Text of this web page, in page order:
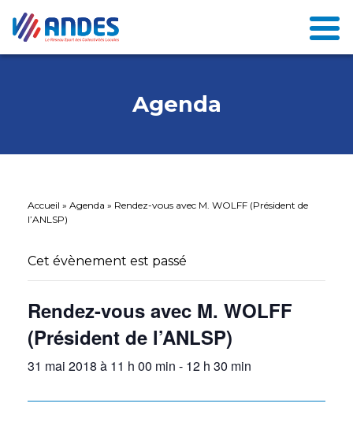
Agenda
Accueil » Agenda » Rendez-vous avec M. WOLFF (Président de
l’ANLSP)
Cet évènement est passé
Rendez-vous avec M. WOLFF
(Président de l’ANLSP)
31 mai 2018 à 11 h 00 min - 12 h 30 min